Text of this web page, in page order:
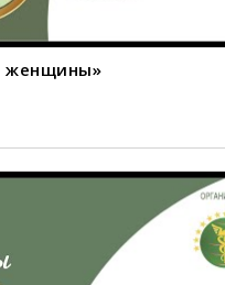
женщины»